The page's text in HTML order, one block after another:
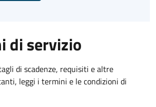
di servizio
di scadenze, requisiti e altre
leggi i termini e le condizioni di